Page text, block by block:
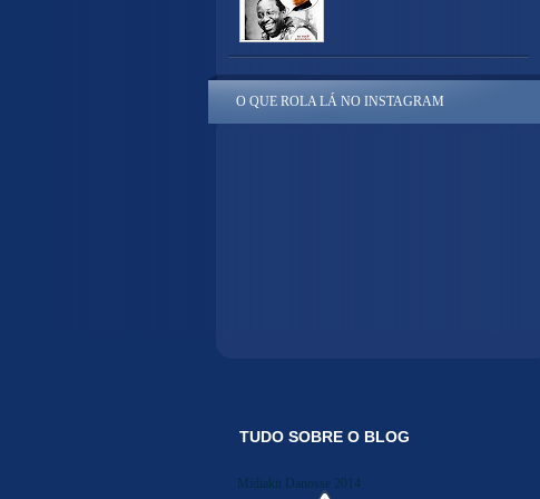
O QUE ROLA LÁ NO INSTAGRAM
TUDO SOBRE O BLOG
Midiakit Danosse 2014